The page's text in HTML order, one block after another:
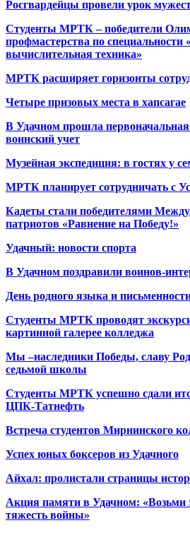
Росгвардейцы провели урок
Студенты МРТК – победители
профмастерства по
вычислительная техника»
МРТК расширяет горизонты
Четыре призовых места в хапсагае
В Удачном прошла первоначальная
воинский учет
Музейная экспедиция: в гостях у
МРТК планирует сотрудничать с
Кадеты стали победителями
патриотов «Равнение на Победу!»
Удачный: новости спорта
В Удачном поздравили воинов-
День родного языка и
Студенты МРТК проводят
картинной галерее колледжа
Мы –наследники Победы, славу
седьмой школы
Студенты МРТК успешно сдали
ЦПК-Татнефть
Встреча студентов Мирнинского
Успех юных боксеров из Удачного
Айхал: пролистали страницы
Акция памяти в Удачном: «Возьми
тяжесть войны»